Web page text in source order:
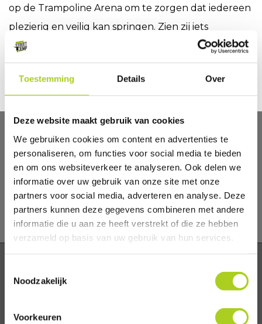
Toestemming Details Over
Deze website maakt gebruik van cookies
We gebruiken cookies om content en advertenties te
personaliseren, om functies voor social media te bieden
en om ons websiteverkeer te analyseren. Ook delen we
informatie over uw gebruik van onze site met onze
partners voor social media, adverteren en analyse. Deze
partners kunnen deze gegevens combineren met andere
informatie die u aan ze heeft verstrekt of die ze hebben
verzameld op basis van uw gebruik van hun services.
Noodzakelijk
Voorkeuren
op de Trampoline Arena om te zorgen dat iedereen
plezierig en veilig kan springen. Zien zij iets
gebeuren dat niet volgens de regels is? Dan zullen
zij waarschuwen of ingrijpen.
HET LEUKSTE EN STOERSTE INDOOR